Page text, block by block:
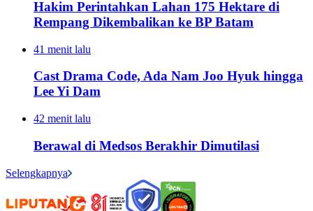
Hakim Perintahkan Lahan 175 Hektare di
Rempang Dikembalikan ke BP Batam
41 menit lalu
Cast Drama Code, Ada Nam Joo Hyuk hingga
Lee Yi Dam
42 menit lalu
Berawal di Medsos Berakhir Dimutilasi
Selengkapnya